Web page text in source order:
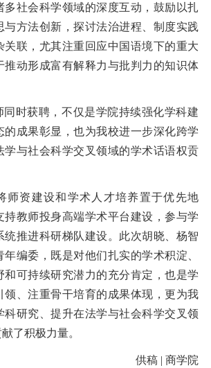
多社会科学领域的深度互动，鼓励以扎
与方法创新，探讨法治进程、制度实践
关联，尤其注重回应中国语境下的重大
推动形成富有解释力与批判力的知识体
同时获聘，不仅是学院持续强化学科建
的成果彰显，也为我校进一步深化跨学
学与社会科学交叉领域的学术话语权贡
师资建设和学术人才培养置于优先地
持教师投身高端学术平台建设，参与学
统推进科研梯队建设。此次胡晓、杨智
编委，既是对他们扎实的学术积淀、
和可持续研究潜力的充分肯定，也是学
领、注重骨干培育的成果体现，更为我
科研究、提升在法学与社会科学交叉领
了积极力量。
供稿 | 商学院